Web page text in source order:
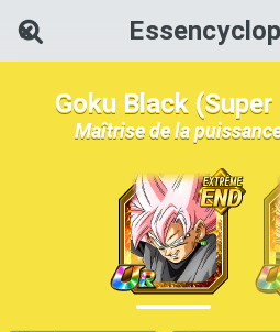
Goku Black
Maîtrise de la